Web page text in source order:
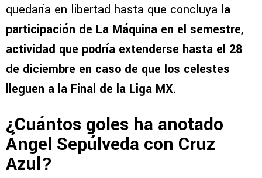
quedaría en libertad hasta que concluya la
participación de La Máquina en el semestre,
actividad que podría extenderse hasta el 28
de diciembre en caso de que los celestes
lleguen a la Final de la Liga MX.
¿Cuántos goles ha anotado
Ángel Sepúlveda con Cruz
Azul?